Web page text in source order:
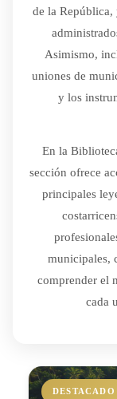
de la República,
Asimismo,
uniones de
y los
En la
sección ofrece
principales
municipales,
comprender el
cada
DESTACADO